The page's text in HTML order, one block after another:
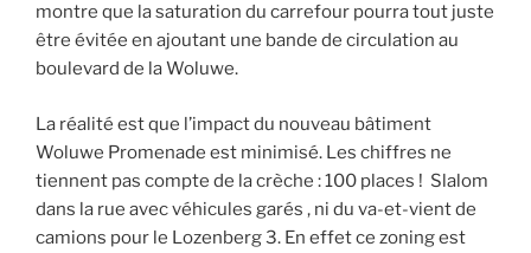
montre que la saturation du carrefour pourra tout juste
être évitée en ajoutant une bande de circulation au
boulevard de la Woluwe.
La réalité est que l’impact du nouveau bâtiment
Woluwe Promenade est minimisé. Les chiffres ne
tiennent pas compte de la crèche : 100 places ! Slalom
dans la rue avec véhicules garés , ni du va-et-vient de
camions pour le Lozenberg 3. En effet ce zoning est